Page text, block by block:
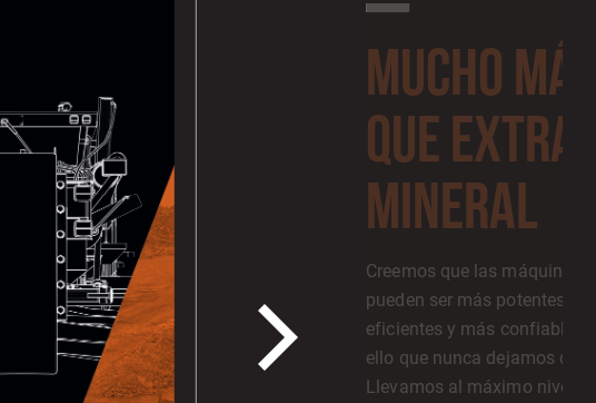
MUCHO
QUE
MINERAL
Creemos que las máquinas
pueden ser más potentes,
eficientes y más confiables.
ello que nunca dejamos de
Llevamos al máximo nivel la